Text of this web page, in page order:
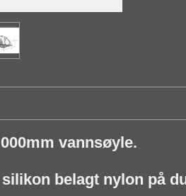
vannsøyle.
belagt nylon på